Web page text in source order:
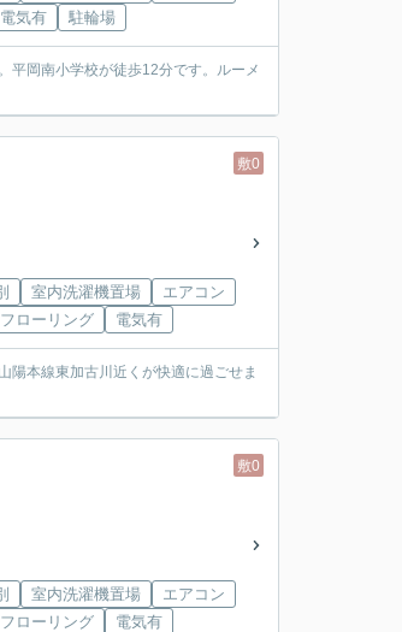
電気有 駐輪場
平岡南小学校が徒歩12分です。ルーメ
敷0
室内洗濯機置場
エアコン
フローリング 電気有
陽本線東加古川近くが快適に過ごせま
敷0
室内洗濯機置場
エアコン
フローリング 電気有